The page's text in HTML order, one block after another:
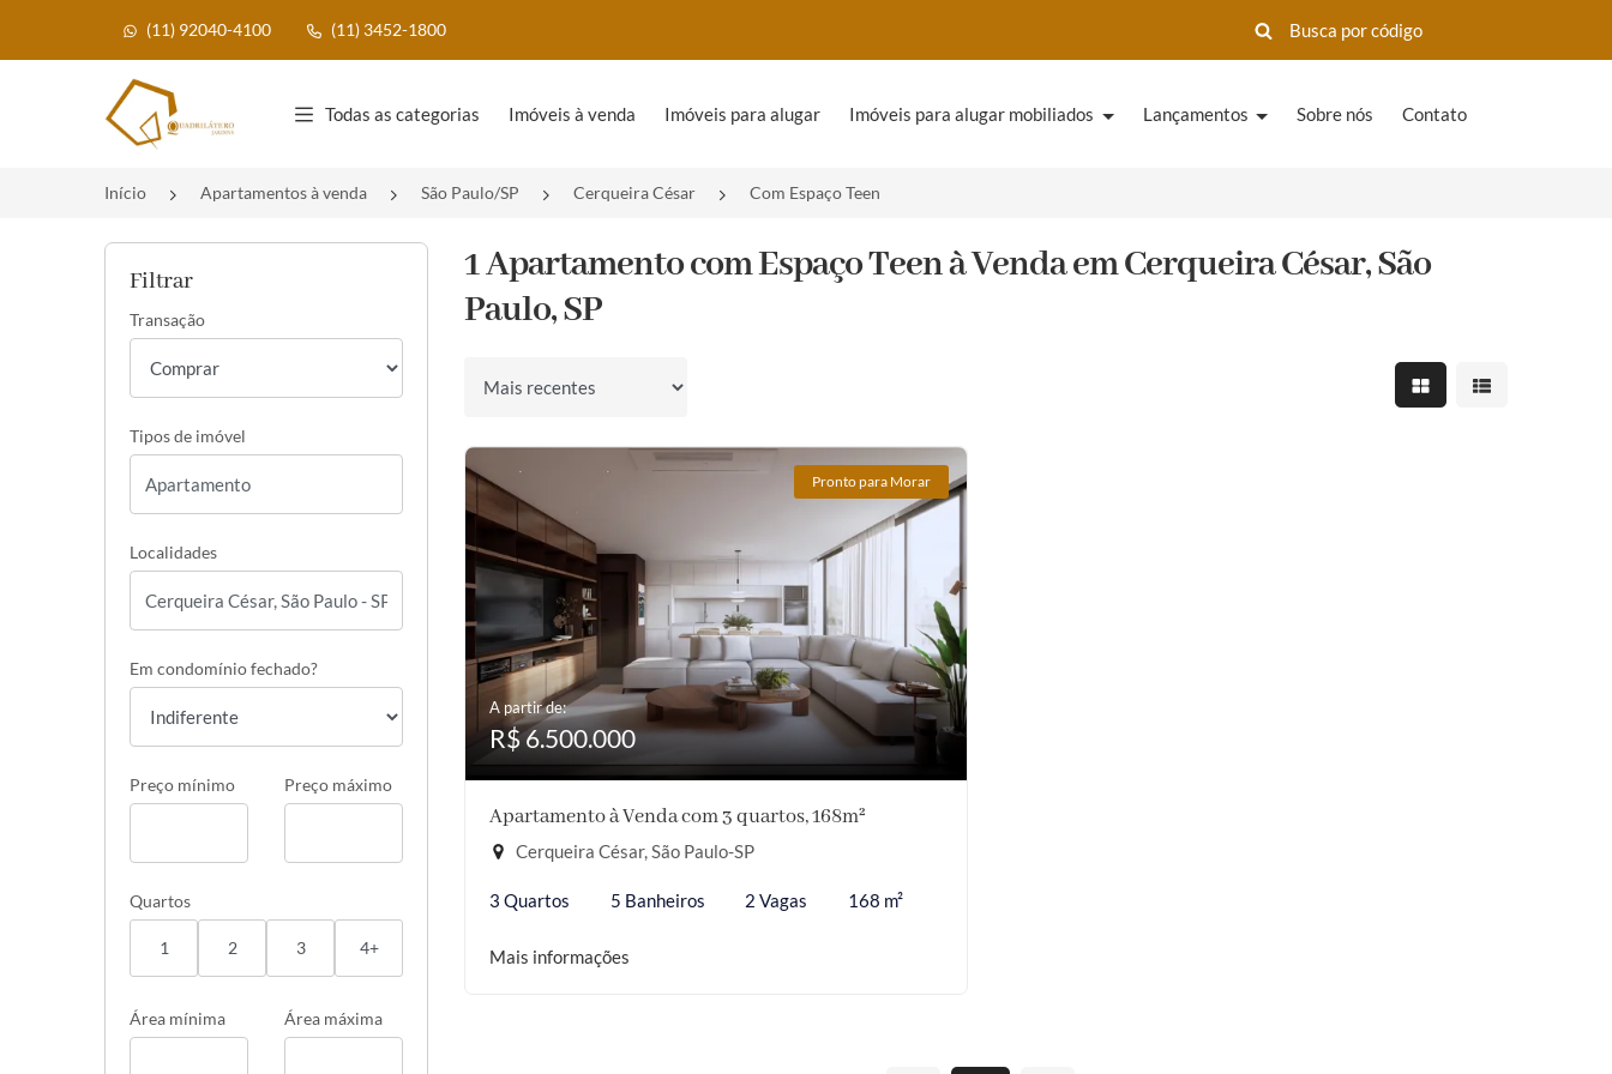
(11) 92040-4100 (11) 3452-1800
Página inicial
Todas as categorias Imóveis à venda Imóveis para alugar Imóveis para alugar mobiliados Lançamentos Sobre nós Contato
Início Apartamentos à venda São Paulo/SP Cerqueira César Com Espaço Teen
Filtrar
Transação
Tipos de imóvel
Localidades
Em condomínio fechado?
Preço mínimo Preço máximo
Quartos
1 2 3 4+
Área mínima Área máxima
1 Apartamento com Espaço Teen à Venda em Cerqueira César, São
Paulo, SP
Ordenar por Mostrar resultados em
Mostrar
Pronto para Morar
A partir de:
R$ 6.500.000
Apartamento à Venda com 3 quartos, 168m²
Cerqueira César, São Paulo-SP
3 Quartos 5 Banheiros 2 Vagas 168 m²
Mais informações